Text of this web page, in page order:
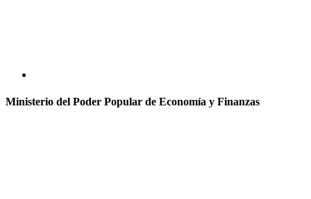
Ministerio del Poder Popular de Economía y Finanzas